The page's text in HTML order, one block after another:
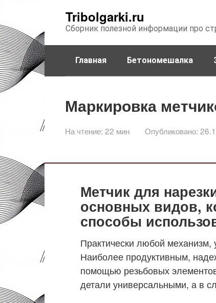
контенту
Tribolgarki.ru
Сборник полезной информации про
Главная Бетономешалка
Маркировка
На чтение: 22 мин Опубликовано:
Метчик для
основных видов,
способы
Практически любой механизм,
Наиболее продуктивным,
помощью резьбовых
детали универсальными, а в